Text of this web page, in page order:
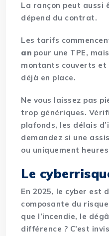
La rançon peut aussi
dépend du contrat.
Les tarifs
an pour une TPE,
montants couverts et
déjà en place.
Ne vous laissez pas
trop génériques.
plafonds, les délais
demandez si une
ou uniquement
Le
En 2025, le cyber est
composante du
que l’incendie, le
différence ? C’est